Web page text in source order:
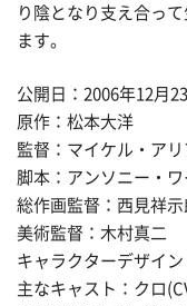
り陰となり支え合っ
ます。
公開日：2006年12月
原作：松本大洋
監督：マイケル・アリ
脚本：アンソニー・
総作画監督：西見祥示
美術監督：木村真二
キャラクターデザイ
主なキャスト：クロ